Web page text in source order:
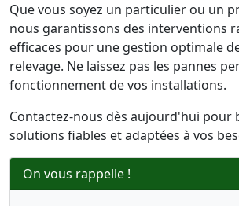
Que vous soyez un particulier ou un
nous garantissons des interventions
efficaces pour une gestion optimale
relevage. Ne laissez pas les pannes
fonctionnement de vos installations.
Contactez-nous dès aujourd'hui pour
solutions fiables et adaptées à vos
On vous rappelle !